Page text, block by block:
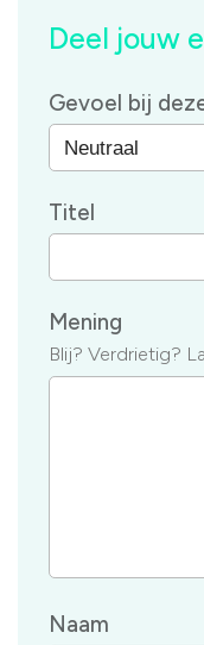
Deel jouw
Gevoel bij
Titel
Mening
Blij? Verdrietig?
Naam